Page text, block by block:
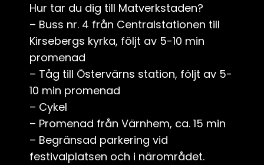
Hur tar du dig till Matverkstaden?
– Buss nr. 4 från Centralstationen till
Kirsebergs kyrka, följt av 5-10 min
promenad
– Tåg till Östervärns station, följt av 5-
10 min promenad
– Cykel
– Promenad från Värnhem, ca. 15 min
– Begränsad parkering vid
festivalplatsen och i närområdet.